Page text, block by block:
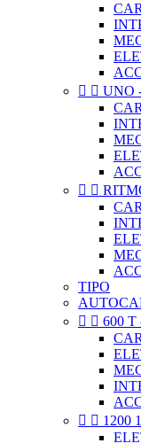
  UNO
 
TIPO
  600 T
  1200